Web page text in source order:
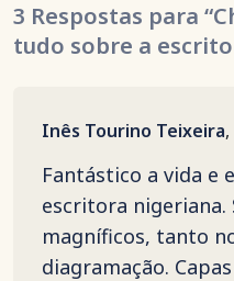
3 Respostas para
tudo sobre a
Inês Tourino Teixeira,
Fantástico a vida e
escritora nigeriana.
magníficos, tanto
diagramação.